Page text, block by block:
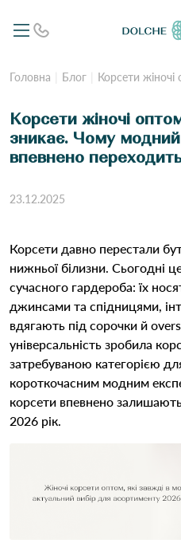
Головна Блог Корсети
Корсети жіночі
зникає. Чому модний
впевнено
23.12.2025
Корсети давно перестали
нижньої білизни. Сьогодні
сучасного гардероба: їх
джинсами та спідницями,
вдягають під сорочки й
універсальність зробила
затребуваною категорією
короткочасним модним
корсети впевнено
2026 рік.